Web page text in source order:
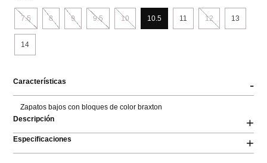
7.5 8 9 9.5 10 10.5 11 12 13
14
Características -
Zapatos bajos con bloques de color braxton
Descripción
+
Especificaciones +